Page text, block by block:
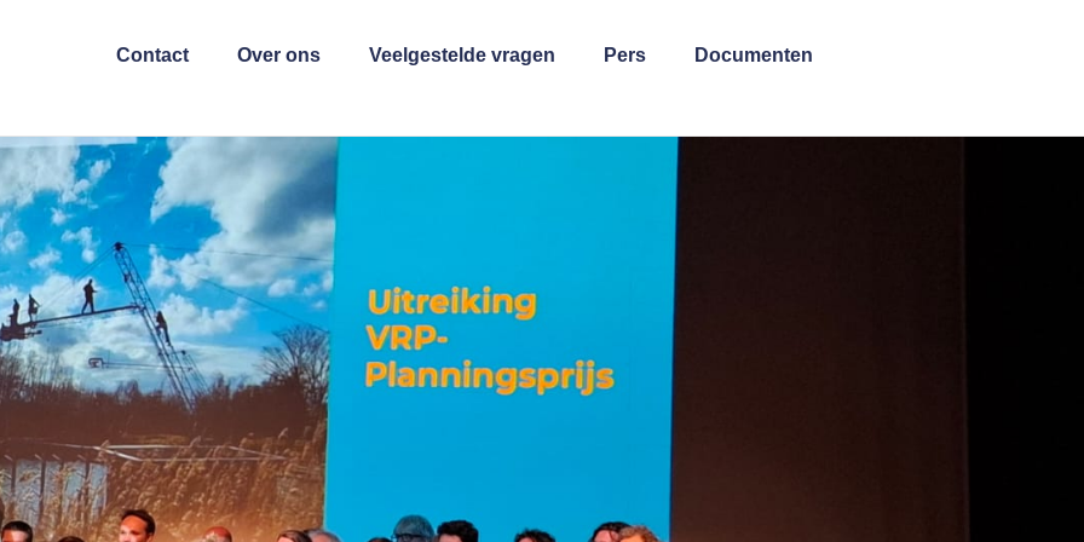
Contact Over ons Veelgestelde vragen Pers Documenten